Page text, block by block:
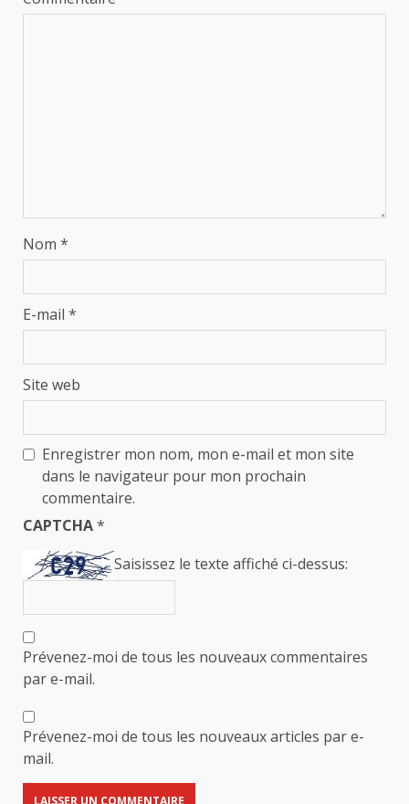
Nom *
E-mail *
Site web
Enregistrer mon nom, mon e-mail et mon site
dans le navigateur pour mon prochain
commentaire.
CAPTCHA*
Saisissez le texte affiché ci-dessus:
Prévenez-moi de tous les nouveaux commentaires
par e-mail.
Prévenez-moi de tous les nouveaux articles par e-
mail.